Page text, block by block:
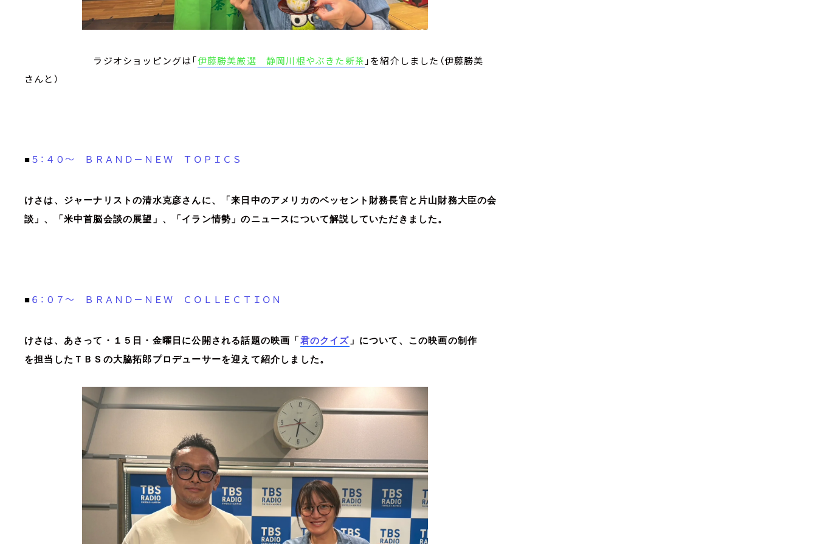
ラジオショッピングは「伊藤勝美厳選 静岡川根やぶきた新茶 」を紹介しました（伊藤勝美
さんと）
■ ５：４０～ ＢＲＡＮＤ－ＮＥＷ ＴＯＰＩＣＳ
けさは、ジャーナリストの清水克彦さんに、「来日中のアメリカのベッセント財務長官と片山財務大臣の会
談」、「米中首脳会談の展望」、「イラン情勢」のニュースについて解説していただきました。
■ ６：０７～ ＢＲＡＮＤ－ＮＥＷ ＣＯＬＬＥＣＴＩＯＮ
けさは、あさって・１５日・金曜日に公開される話題の映画「 君のクイズ 」について、この映画の制作
を担当したＴＢＳの大脇拓郎プロデューサーを迎えて紹介しました。